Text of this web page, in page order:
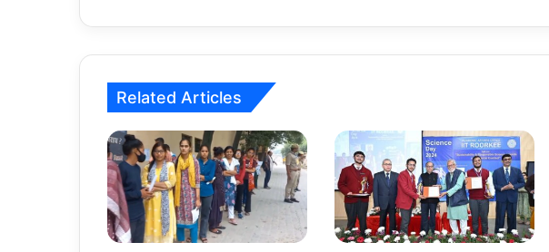
चिल्ड्रन
ही
सेवा
अभियान
चलाया
गया।
Related Articles